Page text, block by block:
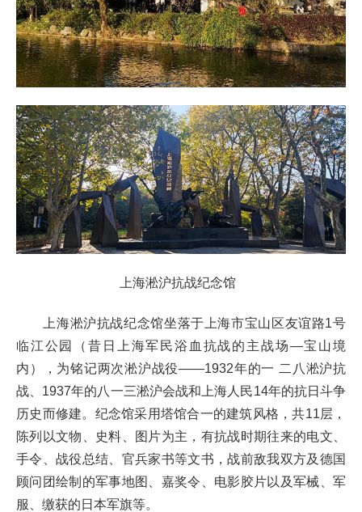
上海淞沪抗战纪念馆
上海淞沪抗战纪念馆坐落于上海市宝山区友谊路1号
临江公园（昔日上海军民浴血抗战的主战场—宝山境
内），为铭记两次淞沪战役——1932年的一 二八淞沪抗
战、 1937年的八一三淞沪会战和上海人民14年的抗日斗争
历史而修建。纪念馆采用塔馆合一的建筑风格，共11层，
陈列以文物、史料、图片为主，有抗战时期往来的电文、
手令、战役总结、官兵家书等文书，战前敌我双方及德国
顾问团绘制的军事地图、嘉奖令、电影胶片以及军械、军
服、缴获的日本军旗等。